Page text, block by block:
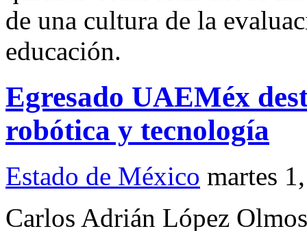
de una cultura de la
educación.
Egresado UAEMéx
robótica y tecnología
Estado de México martes
Carlos Adrián López